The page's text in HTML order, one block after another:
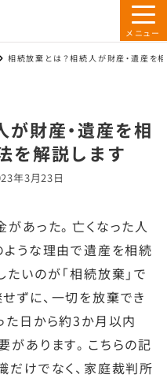
相続放棄とは？相続人が財産・遺産を
財産・遺産を相
を解説します
年3月23日
があった。亡くなった人
ような理由で遺産を相続
いのが「相続放棄」で
ずに、一切を放棄でき
た日から約3か月以内
があります。こちらの記
だけでなく、家庭裁判所